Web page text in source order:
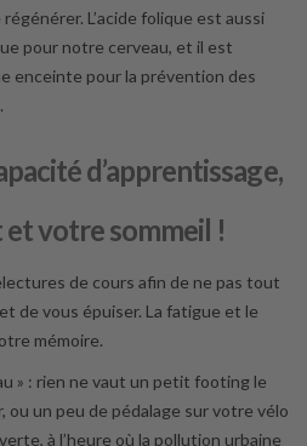
L’acide folique est aussi
pour notre cerveau, et il est
enceinte pour la prévention des
d’apprentissage,
votre sommeil !
de cours afin de ne pas tout
de vous épuiser. La fatigue et le
mémoire.
» : rien ne vaut un petit footing le
ou un peu de pédalage sur votre vélo
à l’heure où la pollution urbaine